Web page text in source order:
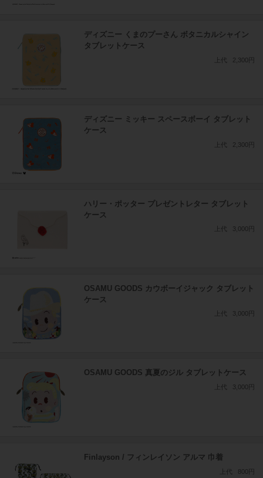
ディズニー くまのプーさん ボタニカルシャイン
タブレットケース
上代 2,300円
ディズニー ミッキー スペースボーイ タブレット
ケース
上代 2,300円
ハリー・ポッター プレゼントレター タブレット
ケース
上代 3,000円
OSAMU GOODS カウボーイジャック タブレット
ケース
上代 3,000円
OSAMU GOODS 真夏のジル タブレットケース
上代 3,000円
Finlayson / フィンレイソン アルマ 巾着
上代 800円